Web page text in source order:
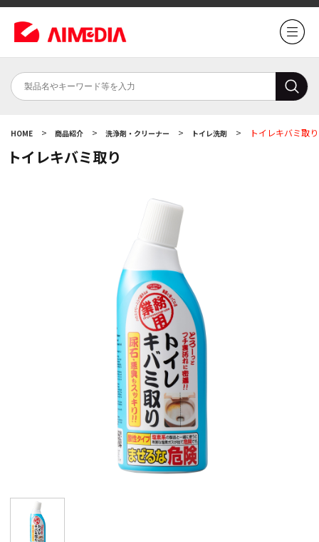
HOME > 商品紹介 > 洗浄剤・クリーナー > トイレ洗剤 > トイレキバミ取り
トイレキバミ取り